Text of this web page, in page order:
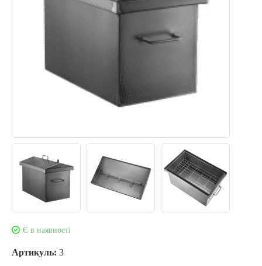
Є в наявності
Артикуль: 3